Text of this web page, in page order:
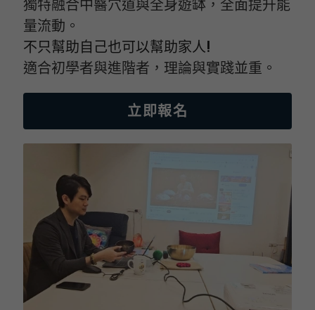
獨特融合中醫穴道與全身遊缽，全面提升能
量流動。
不只幫助自己也可以幫助家人!
適合初學者與進階者，理論與實踐並重。
立即報名